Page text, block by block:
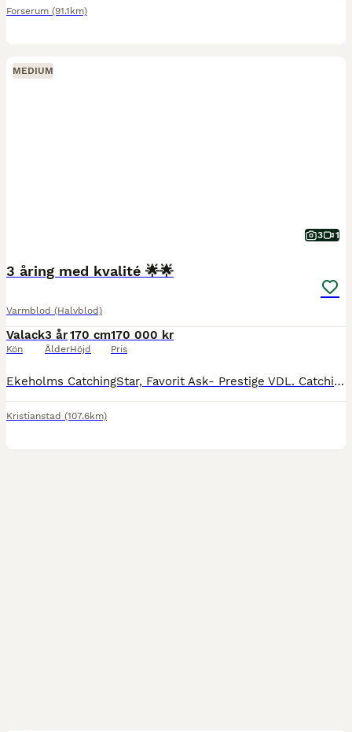
Forserum (91.1km)
MEDIUM
3 1
3 åring med kvalité 🌟🌟
Varmblod (Halvblod)
Valack
Kön
3 år
Ålder
170 cm
Höjd
170 000 kr
Pris
Ekeholms CatchingStar, Favorit Ask- Prestige VDL. Catching är en väldigt vacker svart och ädel 3 åring. 3 stora fina taktfasta gångarter. Fin balans och väl framme i utvecklingen för sin ålder! Ri
Kristianstad (107.6km)